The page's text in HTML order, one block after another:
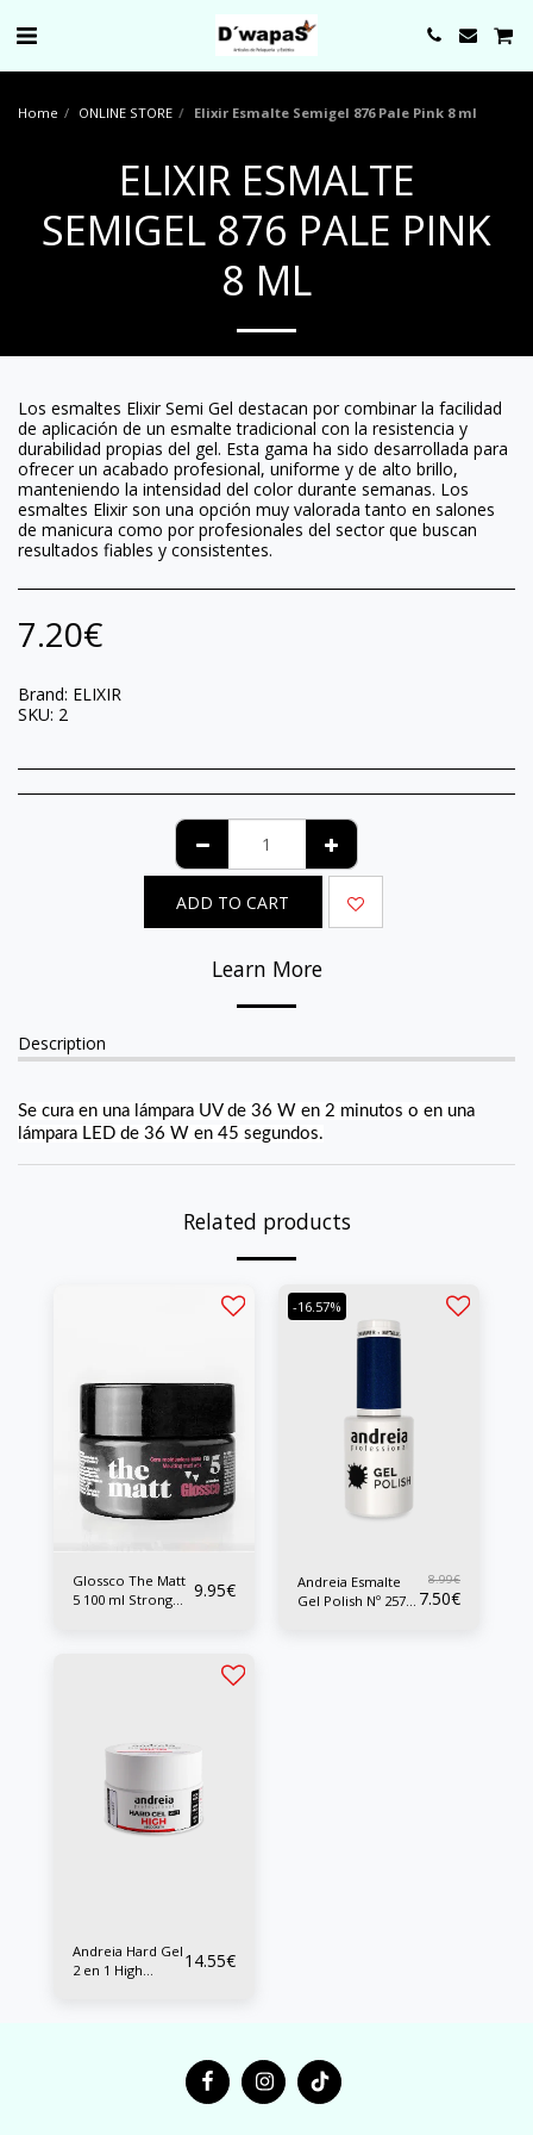
Home ONLINE STORE Elixir Esmalte Semigel 876 Pale Pink 8 ml
ELIXIR ESMALTE
SEMIGEL 876 PALE PINK
8 ML
Los esmaltes Elixir Semi Gel destacan por combinar la facilidad
de aplicación de un esmalte tradicional con la resistencia y
durabilidad propias del gel. Esta gama ha sido desarrollada para
ofrecer un acabado profesional, uniforme y de alto brillo,
manteniendo la intensidad del color durante semanas. Los
esmaltes Elixir son una opción muy valorada tanto en salones
de manicura como por profesionales del sector que buscan
resultados fiables y consistentes.
7.20€
Brand: ELIXIR
SKU: 2
ADD TO CART
Learn More
Description
Se cura en una lámpara UV de 36 W en 2 minutos o en una
lámpara LED de 36 W en 45 segundos.
Related products
Glossco The Matt
5 100 ml Strong
9.95€
-16.57%
Andreia Esmalte
Gel Polish Nº 257
8.99€
7.50€
Andreia Hard Gel
2 en 1 High
14.55€